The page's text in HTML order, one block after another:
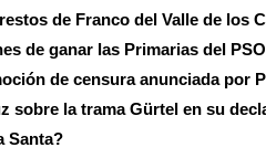
de Franco del Valle de los
de ganar las Primarias del
de censura anunciada por
sobre la trama Gürtel en su
Santa?